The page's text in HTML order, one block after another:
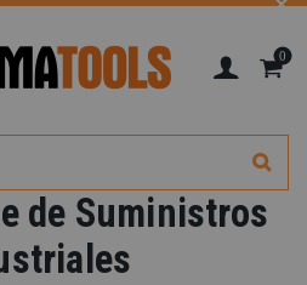
0
de Suministros